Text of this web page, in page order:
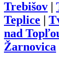
Trebišov
Teplice
nad
Žarnovica